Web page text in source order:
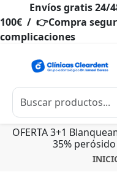
Envíos gratis 24/
100€ / 👉Compra
complicaciones
OFERTA 3+1
35%